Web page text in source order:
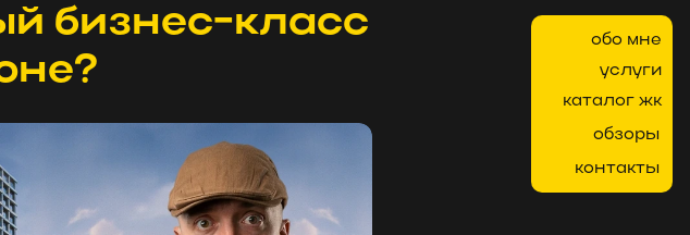
обо мне
услуги
каталог жк
контакты
обзоры
бизнес-класс